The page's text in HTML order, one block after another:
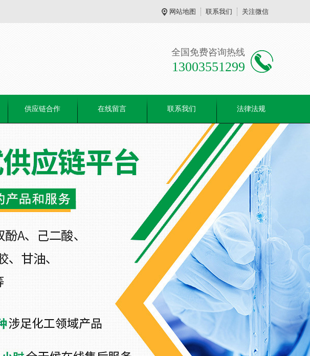
网站地图 联系我们 关注微信
全国免费咨询热线
13003551299
供应链合作 在线留言 联系我们 法律法规